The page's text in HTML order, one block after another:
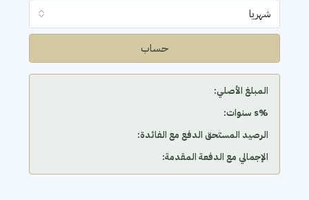
شهريا
حساب
المبلغ الأصلي:
‫%s سنوات:
الرصيد المستحق الدفع مع الفائدة:
الإجمالي مع الدفعة المقدمة: